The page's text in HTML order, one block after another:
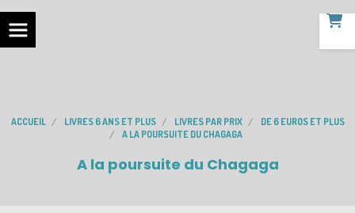
ACCUEIL LIVRES 6 ANS ET PLUS LIVRES PAR PRIX
DE 6 EUROS ET PLUS
A LA POURSUITE DU CHAGAGA
A la poursuite du Chagaga